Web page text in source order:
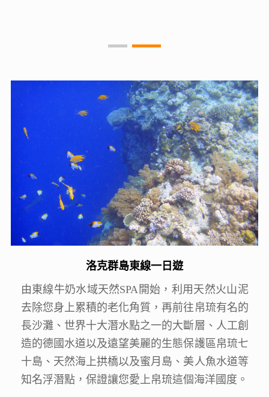
洛克群島西線一日遊
經典的軟珊瑚區、硬珊瑚區、新玫瑰珊瑚區、腦
紋石珊瑚區、山中湖以及沉船區，全部是來到帛
琉必定要去的浮潛點，保證讓您大飽眼福。
洛克群島東線一日遊
由東線牛奶水域天然SPA開始，利用天然火山泥
去除您身上累積的老化角質，再前往帛琉有名的
長沙灘、世界十大潛水點之一的大斷層、人工創
造的德國水道以及遠望美麗的生態保護區帛琉七
十島、天然海上拱橋以及蜜月島、美人魚水道等
知名浮潛點，保證讓您愛上帛琉這個海洋國度。